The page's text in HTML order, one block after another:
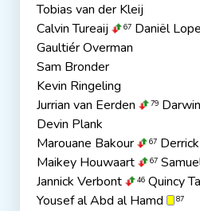
Tobias van der Kleij
Calvin Tureaij
67 Daniël
Gaultiér Overman
Sam Bronder
Kevin Ringeling
Jurrian van Eerden
79
Devin Plank
Marouane Bakour
67
Maikey Houwaart 67
Jannick Verbont
46 Quincy
Yousef al Abd al Hamd
87